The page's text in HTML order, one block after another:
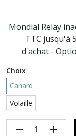
Mondial Relay
TTC jusqu'à
d'achat -
Choix
Canard
Volaille
remove add